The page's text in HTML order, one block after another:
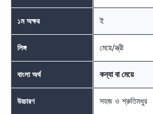
১ম অক্ষর ই
লিঙ্গ মেয়ে/স্ত্রী
বাংলা অর্থ কন্যা বা মেয়ে
উচ্চারণ সহজ ও শ্রুতিমধুর